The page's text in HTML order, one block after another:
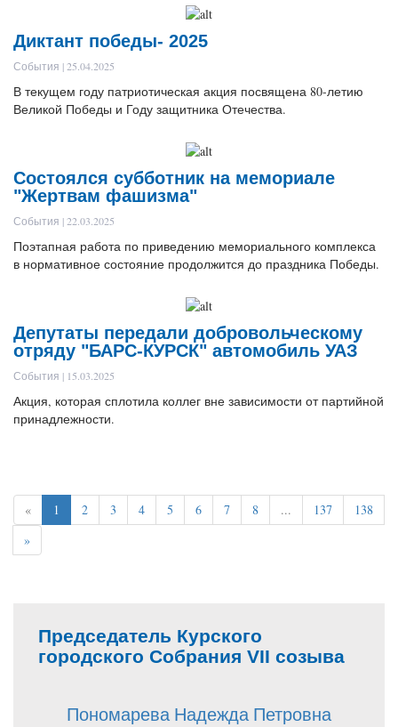
Диктант победы- 2025
События | 25.04.2025
В текущем году патриотическая акция посвящена 80-летию
Великой Победы и Году защитника Отечества.
Состоялся субботник на мемориале
"Жертвам фашизма"
События | 22.03.2025
Поэтапная работа по приведению мемориального комплекса
в нормативное состояние продолжится до праздника Победы.
Депутаты передали добровольческому
отряду "БАРС-КУРСК" автомобиль УАЗ
События | 15.03.2025
Акция, которая сплотила коллег вне зависимости от партийной
принадлежности.
« 1 2 3 4 5 6 7 8 ... 137
138
»
Председатель Курского
городского Собрания VII созыва
Пономарева Надежда Петровна